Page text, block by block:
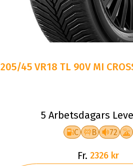
205/45 VR18 TL 90V MI
5 Arbetsdagars
C B 72
Fr. 2326 kr